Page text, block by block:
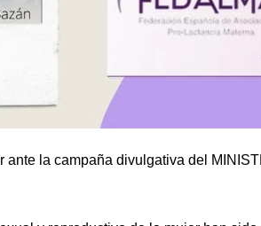
la campaña divulgativa del